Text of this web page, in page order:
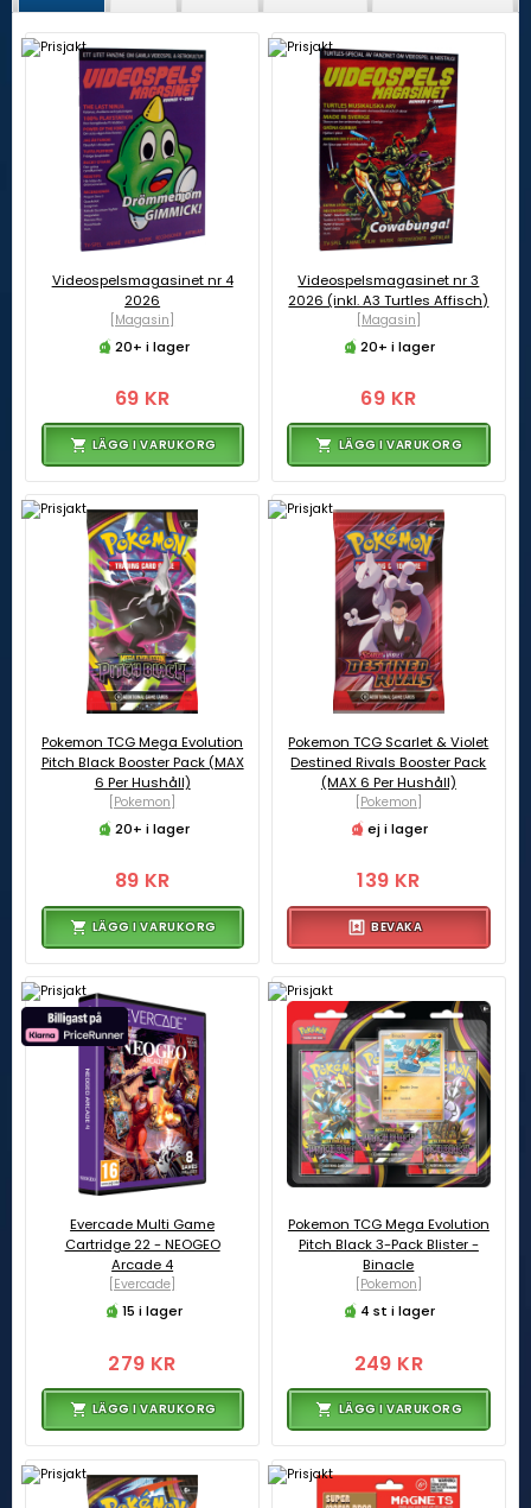
Videospelsmagasinet nr 4
2026
[Magasin]
20+ i lager
69 KR
LÄGG I VARUKORG
Videospelsmagasinet nr 3
2026 (inkl. A3 Turtles Affisch)
[Magasin]
20+ i lager
69 KR
LÄGG I VARUKORG
Pokemon TCG Mega Evolution
Pitch Black Booster Pack (MAX
6 Per Hushåll)
[Pokemon]
20+ i lager
89 KR
LÄGG I VARUKORG
Pokemon TCG Scarlet & Violet
Destined Rivals Booster Pack
(MAX 6 Per Hushåll)
[Pokemon]
ej i lager
139 KR
BEVAKA
Evercade Multi Game
Cartridge 22 - NEOGEO
Arcade 4
[Evercade]
15 i lager
279 KR
LÄGG I VARUKORG
Pokemon TCG Mega Evolution
Pitch Black 3-Pack Blister -
Binacle
[Pokemon]
4 st i lager
249 KR
LÄGG I VARUKORG